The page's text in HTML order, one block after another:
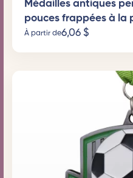
Médailles antiques
pouces frappées à la
À partir de6,06 $